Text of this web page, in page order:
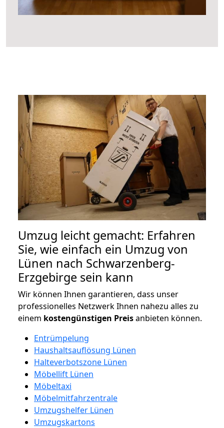
Umzug leicht gemacht: Erfahren
Sie, wie einfach ein Umzug von
Lünen nach Schwarzenberg-
Erzgebirge sein kann
Wir können Ihnen garantieren, dass unser
professionelles Netzwerk Ihnen nahezu alles zu
einem kostengünstigen Preisanbieten können.
Entrümpelung
Haushaltsauflösung Lünen
Halteverbotszone Lünen
Möbellift Lünen
Möbeltaxi
Möbelmitfahrzentrale
Umzugshelfer Lünen
Umzugskartons